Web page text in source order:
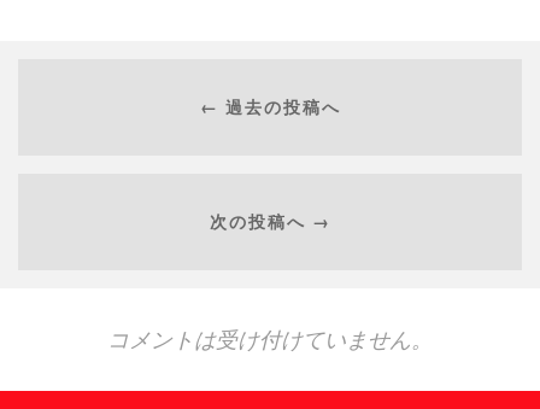
← 過去の投稿へ
次の投稿へ →
コメントは受け付けていません。